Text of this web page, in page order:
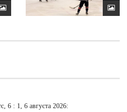
6 : 1, 6 августа 2026: